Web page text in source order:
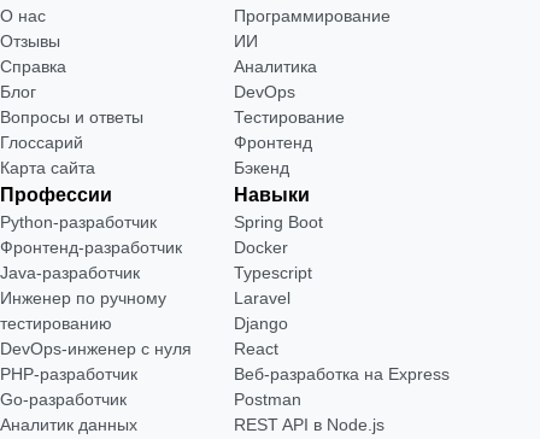
О нас
Отзывы
Справка
Блог
Вопросы и ответы
Глоссарий
Карта сайта
Программирование
ИИ
Аналитика
DevOps
Тестирование
Фронтенд
Бэкенд
Профессии
Python-разработчик
Фронтенд-разработчик
Java-разработчик
Инженер по ручному
тестированию
DevOps-инженер с нуля
РНР-разработчик
Go-разработчик
Аналитик данных
Навыки
Spring Boot
Docker
Typescript
Laravel
Django
React
Веб-разработка на Express
Postman
REST API в Node.js